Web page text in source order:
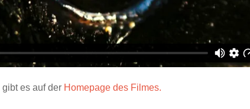
es auf der Homepage des Filmes.